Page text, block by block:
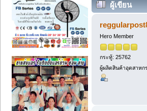
ผู้เขียน
ม.ต้น ขอนแก่
Hero Member
กระทู้: 25762
ผู้ผลิตสินค้าอุตสาหก